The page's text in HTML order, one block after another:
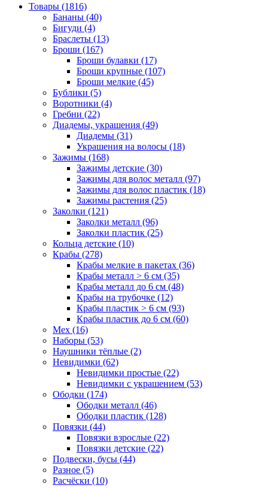
Товары (1816)
Бананы (40)
Бигуди (4)
Браслеты (13)
Броши (167)
Броши булавки (17)
Броши крупные (107)
Броши мелкие (45)
Бублики (5)
Воротники (4)
Гребни (22)
Диадемы, украшения (49)
Диадемы (31)
Украшения на волосы (18)
Зажимы (168)
Зажимы детские (30)
Зажимы для волос металл (97)
Зажимы для волос пластик (18)
Зажимы растения (25)
Заколки (121)
Заколки металл (96)
Заколки пластик (25)
Кольца детские (10)
Крабы (278)
Крабы мелкие в пакетах (36)
Крабы металл > 6 см (35)
Крабы металл до 6 см (48)
Крабы на трубочке (12)
Крабы пластик > 6 см (93)
Крабы пластик до 6 см (60)
Мех (16)
Наборы (53)
Наушники тёплые (2)
Невидимки (62)
Невидимки простые (22)
Невидимки с украшением (53)
Ободки (174)
Ободки металл (46)
Ободки пластик (128)
Повязки (44)
Повязки взрослые (22)
Повязки детские (22)
Подвески, бусы (44)
Разное (5)
Расчёски (10)